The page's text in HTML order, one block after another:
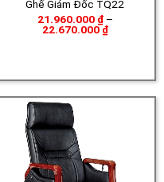
Ghế Giám Đốc TQ22
21.960.000 ₫ –
22.670.000₫Khoảng
giá: